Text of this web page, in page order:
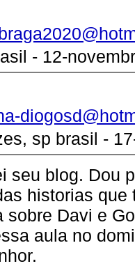
- 12-
sp brasil -
seu blog. Dou
historias
sobre Davi e
aula no